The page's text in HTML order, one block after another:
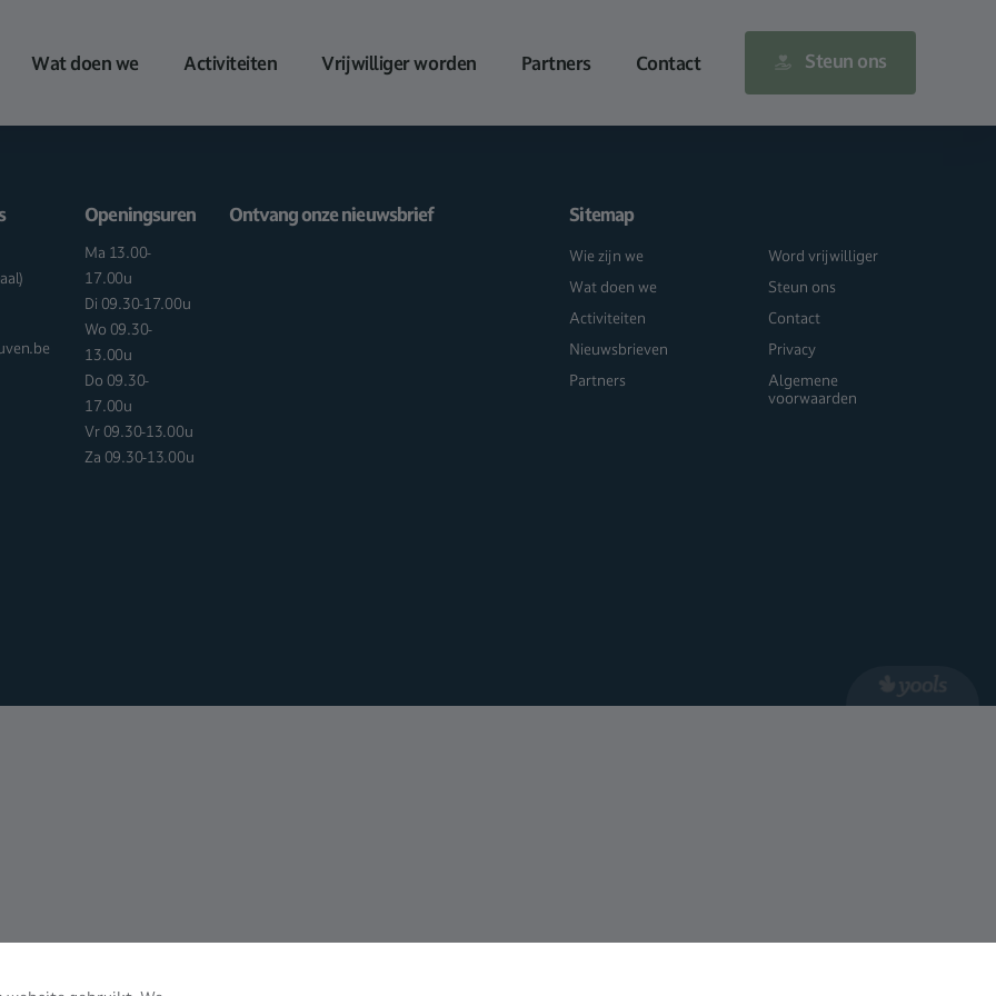
Wat doen we Activiteiten Vrijwilliger worden Partners Contact Steun ons
Openingsuren
Ma 13.00-
17.00u
Di 09.30-17.00u
Wo 09.30-
13.00u
Do 09.30-
17.00u
Vr 09.30-13.00u
Za 09.30-13.00u
Ontvang onze nieuwsbrief Sitemap
Wie zijn we
Wat doen we
Activiteiten
Nieuwsbrieven
Partners
Word vrijwilliger
Steun ons
Contact
Privacy
Algemene
voorwaarden